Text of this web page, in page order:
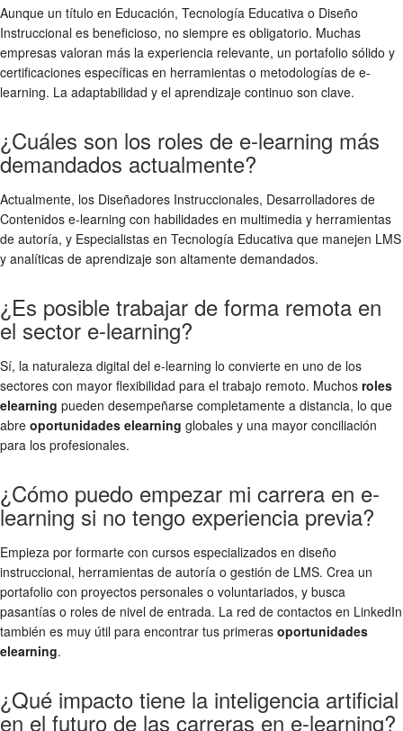
Aunque un título en Educación, Tecnología Educativa o Diseño
Instruccional es beneficioso, no siempre es obligatorio. Muchas
empresas valoran más la experiencia relevante, un portafolio sólido y
certificaciones específicas en herramientas o metodologías de e-
learning. La adaptabilidad y el aprendizaje continuo son clave.
¿Cuáles son los roles de e-learning más
demandados actualmente?
Actualmente, los Diseñadores Instruccionales, Desarrolladores de
Contenidos e-learning con habilidades en multimedia y herramientas
de autoría, y Especialistas en Tecnología Educativa que manejen LMS
y analíticas de aprendizaje son altamente demandados.
¿Es posible trabajar de forma remota en
el sector e-learning?
Sí, la naturaleza digital del e-learning lo convierte en uno de los
sectores con mayor flexibilidad para el trabajo remoto. Muchos roles
elearning pueden desempeñarse completamente a distancia, lo que
abre oportunidades elearning globales y una mayor conciliación
para los profesionales.
¿Cómo puedo empezar mi carrera en e-
learning si no tengo experiencia previa?
Empieza por formarte con cursos especializados en diseño
instruccional, herramientas de autoría o gestión de LMS. Crea un
portafolio con proyectos personales o voluntariados, y busca
pasantías o roles de nivel de entrada. La red de contactos en LinkedIn
también es muy útil para encontrar tus primeras oportunidades
elearning.
¿Qué impacto tiene la inteligencia artificial
en el futuro de las carreras en e-learning?